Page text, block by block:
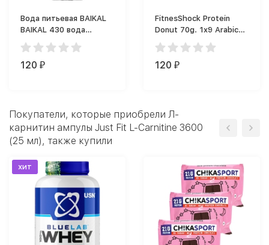
Вода питьевая BAIKAL
BAIKAL 430 вода
негазированная 450 мл
120 ₽
FitnesShock Protein
Donut 70g. 1x9 Arabic
Collection
120 ₽
Покупатели, которые приобрели Л-
карнитин ампулы Just Fit L-Carnitine 3600
(25 мл), также купили
хит